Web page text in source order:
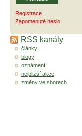
Registrace |
Zapomenuté heslo
RSS kanály
články
blogy
oznámení
nejbližší akce
změny ve sborech